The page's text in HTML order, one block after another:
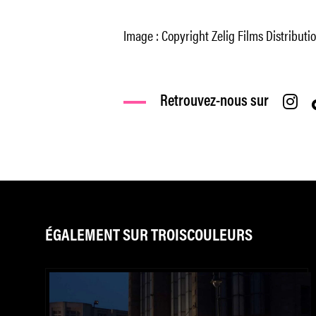
Image : Copyright Zelig Films
Retrouvez-nous sur
ÉGALEMENT SUR TROISCOULEURS